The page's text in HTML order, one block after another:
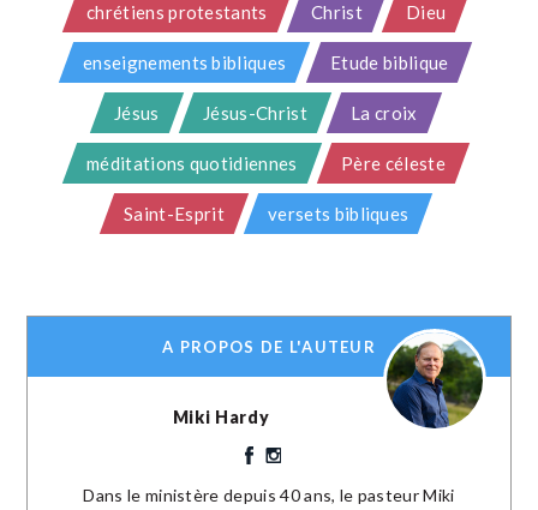
chrétiens protestants Christ Dieu
enseignements bibliques Etude biblique
Jésus Jésus-Christ La croix
méditations quotidiennes Père céleste
Saint-Esprit versets bibliques
A PROPOS DE L'AUTEUR
Miki Hardy
Dans le ministère depuis 40 ans, le pasteur Miki